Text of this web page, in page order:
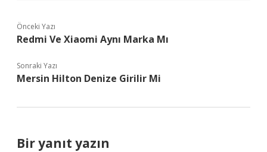
Önceki Yazı
Redmi Ve Xiaomi Aynı Marka Mı
Sonraki Yazı
Mersin Hilton Denize Girilir Mi
Bir yanıt yazın